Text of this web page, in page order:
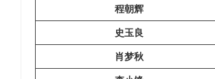
程朝辉
史玉良
肖梦秋